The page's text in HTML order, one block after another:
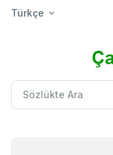
Türkçe